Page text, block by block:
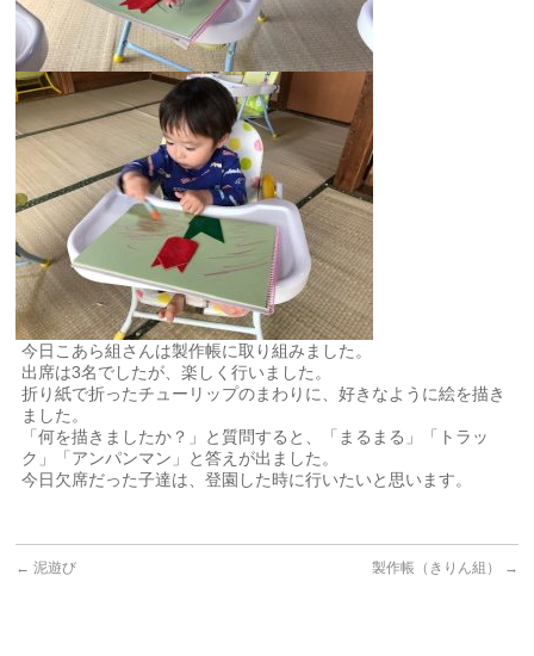
今日こあら組さんは製作帳に取り組みました。
出席は3名でしたが、楽しく行いました。
折り紙で折ったチューリップのまわりに、好きなように絵を描き
ました。
「何を描きましたか？」と質問すると、「まるまる」「トラッ
ク」「アンパンマン」と答えが出ました。
今日欠席だった子達は、登園した時に行いたいと思います。
← 泥遊び 製作帳（きりん組） →